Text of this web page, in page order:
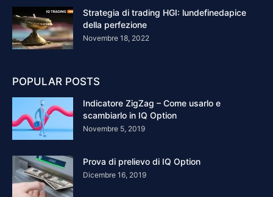
Strategia di trading HGI: lundefinedapice
della perfezione
Novembre 18, 2022
POPULAR POSTS
Indicatore ZigZag – Come usarlo e
scambiarlo in IQ Option
Novembre 5, 2019
Prova di prelievo di IQ Option
Dicembre 16, 2019